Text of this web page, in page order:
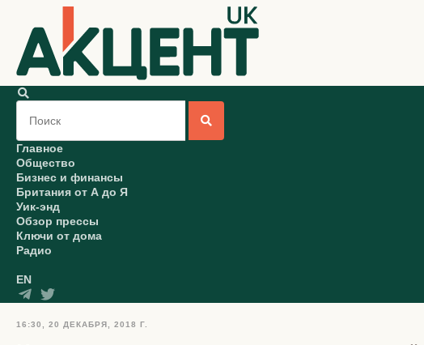
Главное
Общество
Бизнес и финансы
Британия от А до Я
Уик-энд
Обзор прессы
Ключи от дома
Радио
EN
16:30, 20 ДЕКАБРЯ, 2018 Г.